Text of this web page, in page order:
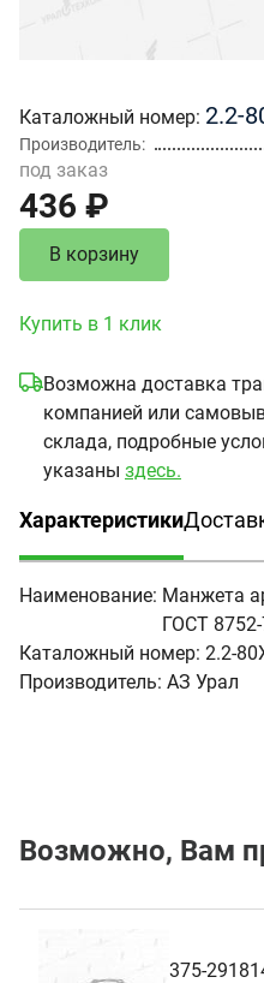
Каталожный номер 2.2-
Производитель
под заказ
436 ₽
В корзину
Купить в 1 клик
Возможна доставка
компанией или
склада, подробные
указаны здесь.
Характеристики
(активная вкладка)
Наименование: Манжета
ГОСТ
Каталожный номер: 2.2-
Производитель: АЗ Урал
Возможно, Вам
375-